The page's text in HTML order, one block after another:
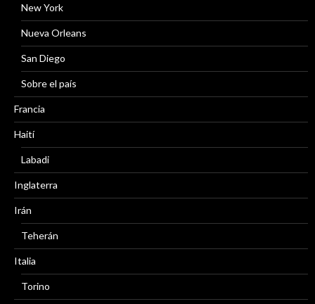
New York
Nueva Orleans
San Diego
Sobre el país
Francia
Haití
Labadi
Inglaterra
Irán
Teherán
Italia
Torino